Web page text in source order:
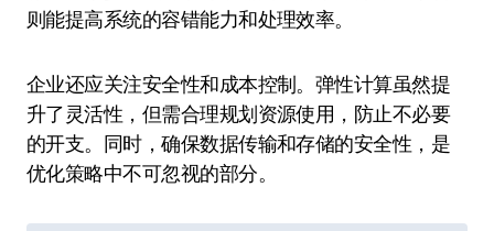
则能提高系统的容错能力和处理效率。
企业还应关注安全性和成本控制。弹性计算虽然提
升了灵活性，但需合理规划资源使用，防止不必要
的开支。同时，确保数据传输和存储的安全性，是
优化策略中不可忽视的部分。